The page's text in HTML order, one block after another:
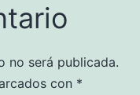
no será publicada.
con *